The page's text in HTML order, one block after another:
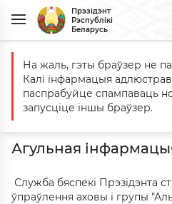
Прэзідэнт
Рэспублікі
Беларусь
Галоўная Дзяржорганы Служба
Служба бяспекі
Рэспублікі
Агульная
Служба бяспекі Прэзідэнта
ўпраўлення аховы і групы
На жаль, гэты браўзер не
Калі інфармацыя
паспрабуйце спампаваць
запусціце іншы браўзер.